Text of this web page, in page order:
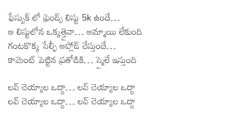
ఫేస్బుక్ లో ఫ్రెండ్స్ లిస్టు 5k ఉందే…
ఆ లిస్టులోన ఒక్కత్తైనా… అమ్మాయి లేకుంది
గంటకొక్క సేల్ఫీ అప్లోడ్ చేస్తుందే…
కామెంట్ పెట్టిన ప్రతోడికి… స్మైలే ఇస్తుంది
లవ్ చెయ్యాల ఒద్దా… లవ్ చెయ్యాల ఒద్దా
లవ్ చెయ్యాల ఒద్దా… లవ్ చెయ్యాల ఒద్దా